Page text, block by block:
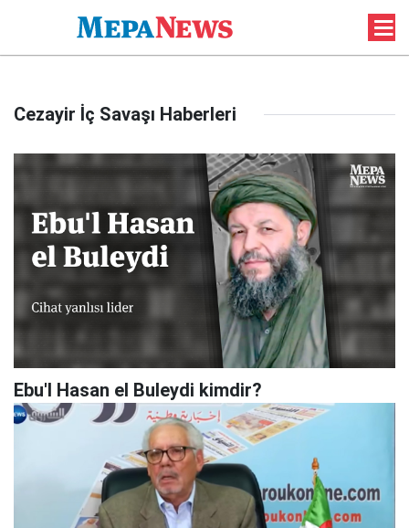
Cezayir İç Savaşı Haberleri
Ebu'l Hasan el Buleydi kimdir?